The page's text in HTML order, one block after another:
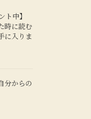
ト中】
時に読む
に入りま
分からの